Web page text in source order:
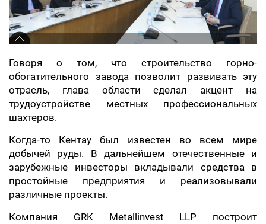
Говоря о том, что строительство горно-
обогатительного завода позволит развивать эту
отрасль, глава области сделал акцент на
трудоустройстве местных профессиональных
шахтеров.
Когда-то Кентау был известен во всем мире
добычей руды. В дальнейшем отечественные и
зарубежные инвесторы вкладывали средства в
простойные предприятия и реализовывали
различные проекты.
Компания GRK Metallinvest LLP построит